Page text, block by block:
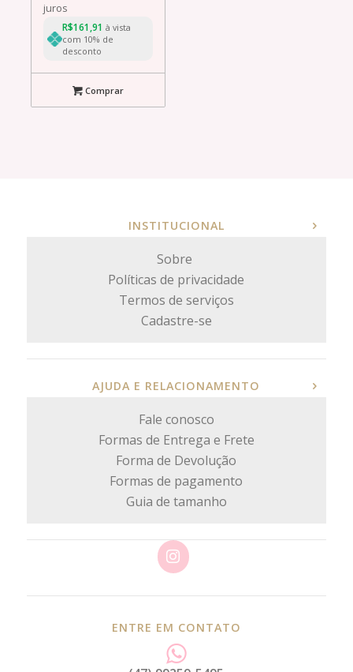
juros
R$161,91 à vista
com 10% de
desconto
Comprar
INSTITUCIONAL
Sobre
Políticas de privacidade
Termos de serviços
Cadastre-se
AJUDA E RELACIONAMENTO
Fale conosco
Formas de Entrega e Frete
Forma de Devolução
Formas de pagamento
Guia de tamanho
ENTRE EM CONTATO